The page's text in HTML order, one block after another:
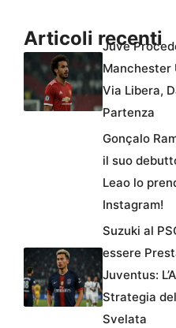
Articoli recenti
Juve
Manchester
Via Libera,
Partenza
Gonçalo
il suo
Leao lo
Instagram!
Suzuki al
essere
Juventus:
Strategia
Svelata